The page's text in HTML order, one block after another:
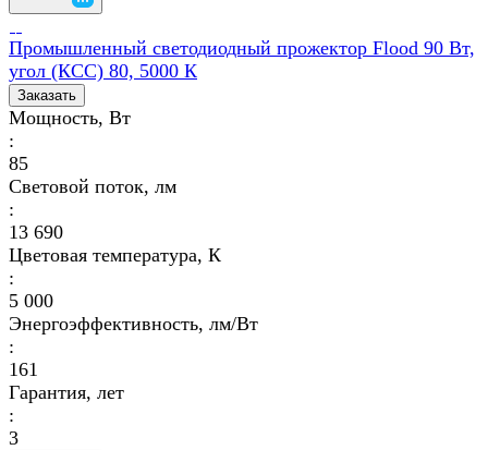
Промышленный светодиодный прожектор Flood 90 Вт,
угол (КСС) 80, 5000 К
Заказать
Мощность, Вт
:
85
Световой поток, лм
:
13 690
Цветовая температура, К
:
5 000
Энергоэффективность, лм/Вт
:
161
Гарантия, лет
:
3